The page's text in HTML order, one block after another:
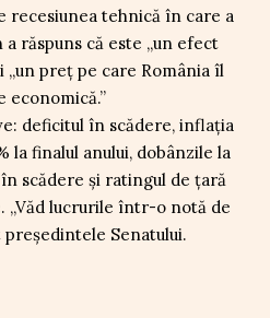
recesiunea tehnică în care a
răspuns că este „un efect
preț pe care România îl
deficitul în scădere, inflația
la finalul anului, dobânzile la
scădere și ratingul de țară
„Văd lucrurile într-o notă de
președintele Senatului.